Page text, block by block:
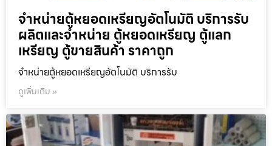
จำหน่ายตู้หยอดเหรียญ​อัตโนมัติ บริการรับ
ผลิตและจำหน่าย ตู้หยอดเหรียญ ตู้แลก
เหรียญ ตู้ขายสินค้า ราคาถูก
จำหน่ายตู้หยอดเหรียญ​อัตโนมัติ บริการรับ
ดูเพิ่มเติม »